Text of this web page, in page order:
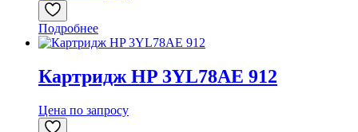
Подробнее
Картридж HP 3YL78AE 912
Цена по запросу